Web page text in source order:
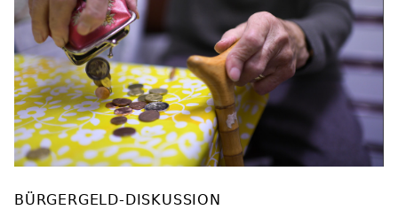
BÜRGERGELD-DISKUSSION